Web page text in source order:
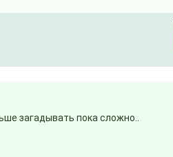
загадывать пока сложно..